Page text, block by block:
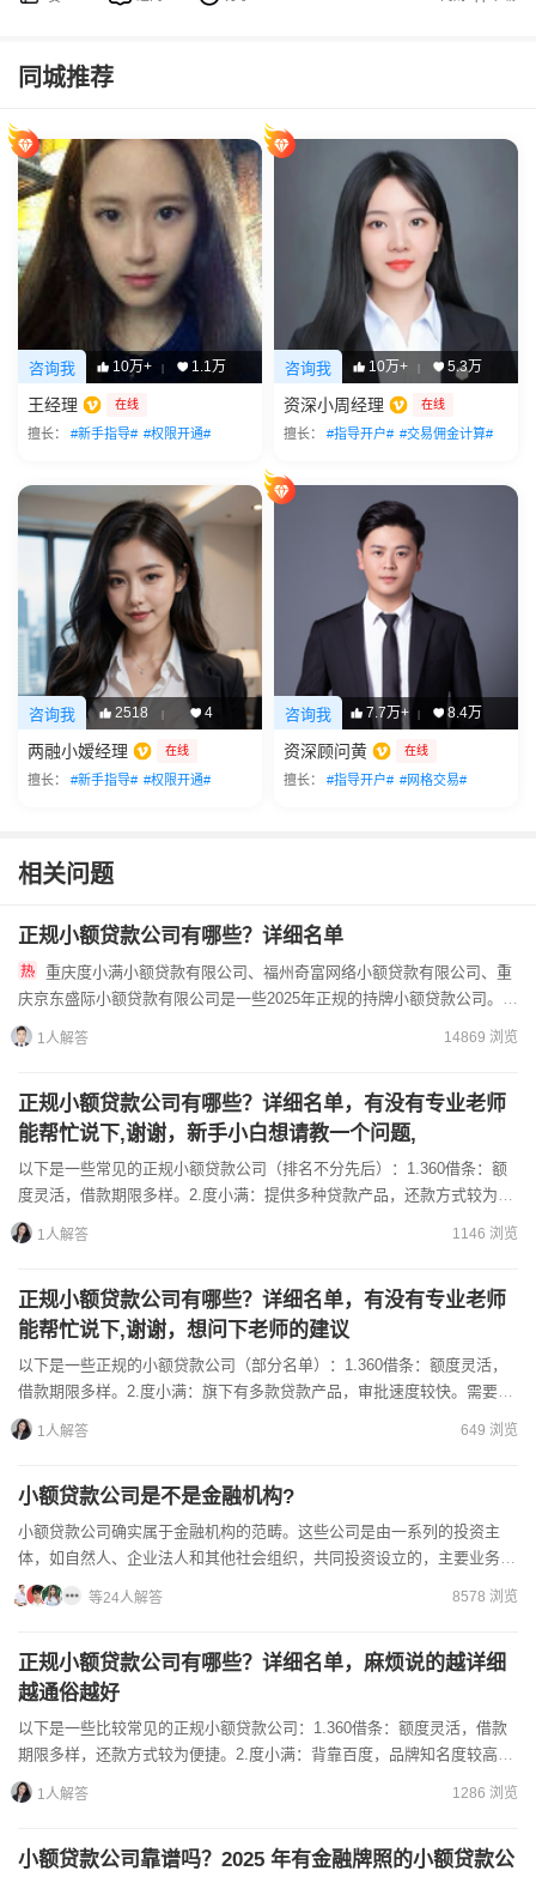
同城推荐
咨询我 10万+ | 1.1万
王经理 在线
擅长： #新手指导# #权限开通#
咨询我 10万+ | 5.3万
资深小周经理 在线
擅长： #指导开户# #交易佣金计算#
咨询我 2518 | 4
两融小嫒经理 在线
擅长： #新手指导# #权限开通#
咨询我 7.7万+ | 8.4万
资深顾问黄 在线
擅长： #指导开户# #网格交易#
相关问题
正规小额贷款公司有哪些？详细名单
庆京东盛际小额贷款有限公司是一些2025年正规的持牌小额贷款公司。这
里也帮您找了几家正规贷款平台，可以点击以下链接查询授信额...
1人解答 14869 浏览
正规小额贷款公司有哪些？详细名单，有没有专业老师
能帮忙说下,谢谢，新手小白想请教一个问题,
以下是一些常见的正规小额贷款公司（排名不分先后）：1.360借条：额
度灵活，借款期限多样。2.度小满：提供多种贷款产品，还款方式较为灵
活。3.微粒贷：腾讯旗下的小额贷款产品，额度根据用...
1人解答 1146 浏览
正规小额贷款公司有哪些？详细名单，有没有专业老师
能帮忙说下,谢谢，想问下老师的建议
以下是一些正规的小额贷款公司（部分名单）：1.360借条：额度灵活，
借款期限多样。2.度小满：旗下有多款贷款产品，审批速度较快。需要注
意的是，不同的贷款公司在贷款额度、利率、还款方式等...
1人解答 649 浏览
小额贷款公司是不是金融机构?
小额贷款公司确实属于金融机构的范畴。这些公司是由一系列的投资主
体，如自然人、企业法人和其他社会组织，共同投资设立的，主要业务集
中在提供小额贷款服务上，但并不涉及公众存款的吸收。小额贷款...
等24人解答 8578 浏览
正规小额贷款公司有哪些？详细名单，麻烦说的越详细
越通俗越好
以下是一些比较常见的正规小额贷款公司：1.360借条：额度灵活，借款
期限多样，还款方式较为便捷。2.度小满：背靠百度，品牌知名度较高，
贷款流程简单。需要注意的是，贷款市场情况不断变化，...
1人解答 1286 浏览
小额贷款公司靠谱吗？2025 年有金融牌照的小额贷款公